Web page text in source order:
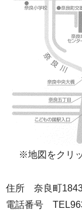
※地図をクリ
住所 奈良町
電話番号